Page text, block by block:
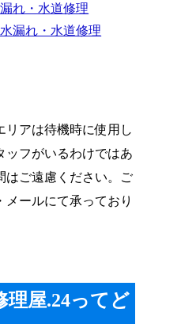
れ・水道修理
漏れ・水道修理
アは待機時に使用し
ッフがいるわけではあ
はご遠慮ください。ご
メールにて承っており
理屋.24ってど